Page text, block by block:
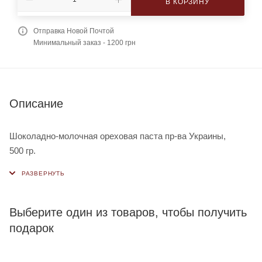
В КОРЗИНУ
Отправка Новой Почтой
Минимальный заказ - 1200 грн
Описание
Шоколадно-молочная ореховая паста пр-ва Украины,
500 гр.
Выберите один из товаров, чтобы получить
подарок